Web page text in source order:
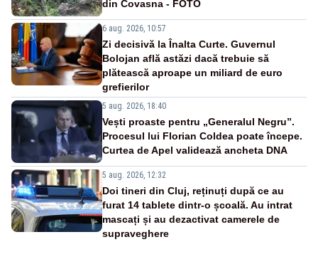
din Covasna - FOTO
6 aug. 2026, 10:57
Zi decisivă la Înalta Curte. Guvernul
Bolojan află astăzi dacă trebuie să
plătească aproape un miliard de euro
grefierilor
5 aug. 2026, 18:40
Vești proaste pentru „Generalul Negru”.
Procesul lui Florian Coldea poate începe.
Curtea de Apel validează ancheta DNA
5 aug. 2026, 12:32
Doi tineri din Cluj, reținuți după ce au
furat 14 tablete dintr-o școală. Au intrat
mascați și au dezactivat camerele de
supraveghere